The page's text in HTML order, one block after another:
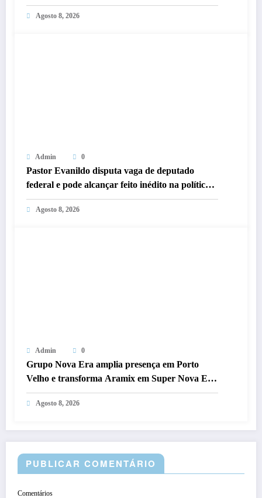
Agosto 8, 2026
Admin 0
Pastor Evanildo disputa vaga de deputado
federal e pode alcançar feito inédito na política
de Rondônia
Agosto 8, 2026
Admin 0
Grupo Nova Era amplia presença em Porto
Velho e transforma Aramix em Super Nova Era
e Arasuper em Pátio Gourmet
Agosto 8, 2026
PUBLICAR COMENTÁRIO
Comentários